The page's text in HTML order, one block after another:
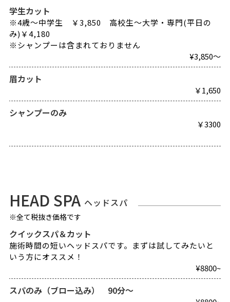
学生カット
※4歳～中学生 ￥3,850 高校生～大学・専門(平日の
み)￥4,180
※シャンプーは含まれておりません
¥3,850～
眉カット
￥1,650
シャンプーのみ
￥3300
HEAD SPA ヘッドスパ
※全て税抜き価格です
クイックスパ＆カット
施術時間の短いヘッドスパです。まずは試してみたいと
いう方にオススメ！
¥8800~
スパのみ（ブロー込み） 90分～